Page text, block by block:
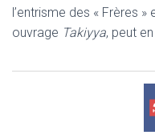
l’entrisme des « Frères
ouvrage Takiyya, peut